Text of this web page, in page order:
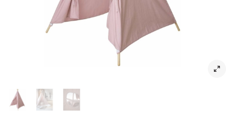
Ansök om att bli B2B-kund